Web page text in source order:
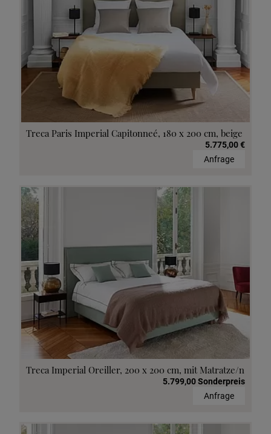
Treca Paris Imperial Capitonneé, 180 x 200 cm, beige
5.775,00 €
Anfrage
Treca Imperial Oreiller, 200 x 200 cm, mit Matratze/n
5.799,00 Sonderpreis
Anfrage